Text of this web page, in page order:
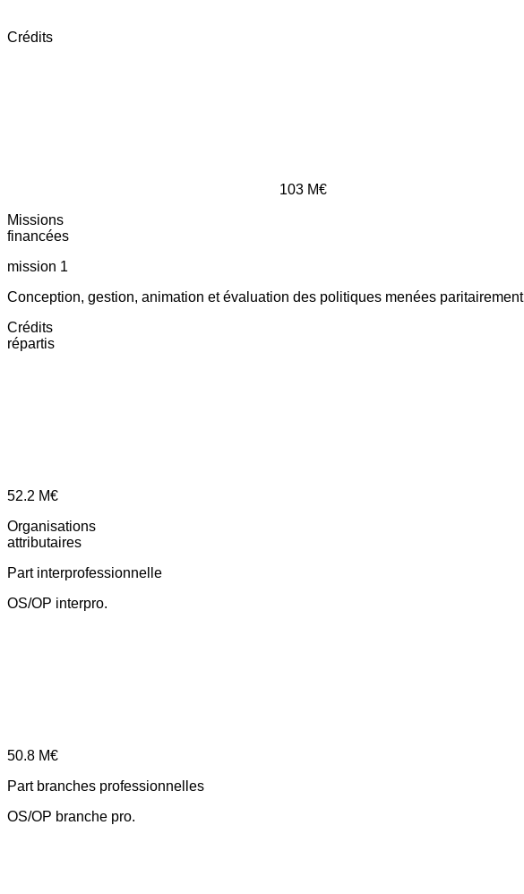
Crédits
103 M€
Missions
financées
mission 1
Conception, gestion, animation et évaluation des politiques menées paritairement
Crédits
répartis
52.2 M€
Organisations
attributaires
Part interprofessionnelle
OS/OP interpro.
50.8 M€
Part branches professionnelles
OS/OP branche pro.